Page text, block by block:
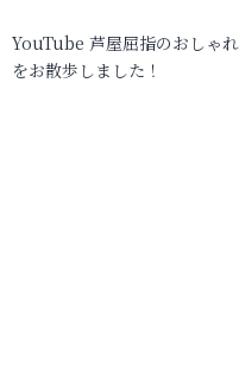
YouTube 芦屋屈指のおしゃ
をお散歩しました！